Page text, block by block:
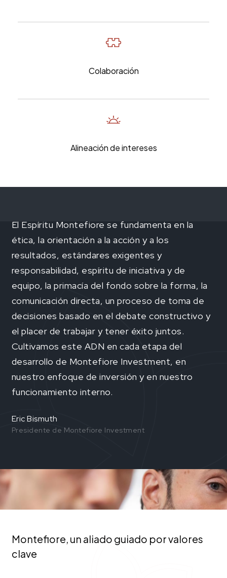
Colaboración
Alineación de intereses
El Espíritu Montefiore se fundamenta en la
ética, la orientación a la acción y a los
resultados, estándares exigentes y
responsabilidad, espíritu de iniciativa y de
equipo, la primacía del fondo sobre la forma, la
comunicación directa, un proceso de toma de
decisiones basado en el debate constructivo y
el placer de trabajar y tener éxito juntos.
Cultivamos este ADN en cada etapa del
desarrollo de Montefiore Investment, en
nuestro enfoque de inversión y en nuestro
funcionamiento interno.
Eric Bismuth
Presidente de Montefiore Investment
Montefiore, un aliado guiado por valores
clave